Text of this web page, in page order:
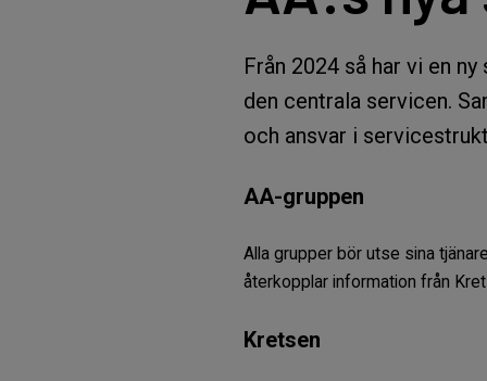
Från 2024 så har vi en
den centrala servicen.
och ansvar i
AA-gruppen
Alla grupper bör utse sina
återkopplar information från
Kretsen